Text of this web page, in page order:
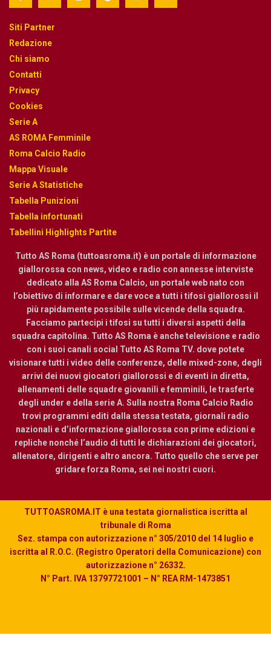
Siti Partner
Redazione
Chi siamo
Contatti
Privacy
Cookies
Serie A
AS ROMA Femminile
Roma Calcio Radio
Mappa Visuale
Serie A Statistiche
Tabella Punizioni
Tabella infortunati
Tabellini Highlights Partite
Tutto AS Roma (tuttoasroma.it) è un portale di informazione
giallorossa con news, video e radio con annesse interviste
dedicato alla AS Roma Calcio, un portale web nato con
l’obiettivo di informare e dare voce a tutti i tifosi giallorossi il
più rapidamente possibile sulle vicende della squadra.
Facciamo partecipi i tifosi su tutti i diversi aspetti della
squadra capitolina. Tutto AS Roma è anche televisione e radio
con i suoi canali social Tutto AS Roma TV. dove potete
visionare tutti i video delle conferenze, delle mixed-zone, degli
arrivi dei nuovi giocatori giallorossi e di eventi in diretta,
allenamenti delle squadre giovanili e femminili, le trasferte
degli under e della serie A. Sulla nostra Roma Calcio Radio
trovi programmi editi dalla stessa testata, giornali radio
nazionali e d’informazione giallorossa con prime edizioni e
repliche nonché l’audio di tutti le dichiarazioni dei giocatori,
allenatore, dirigenti e altro ancora. Tutto quello che serve per
gridare forza Roma, sei nei nostri cuori.
TUTTOASROMA.IT è una testata giornalistica iscritta al
tribunale di Roma
Sez. stampa con autorizzazione n° 305/2010 del 14 luglio e
iscritta al R.O.C. (Registro Operatori della Comunicazione) con
autorizzazione n° 26332.
N° Part. IVA 13797721001 – N° REA RM-1473851